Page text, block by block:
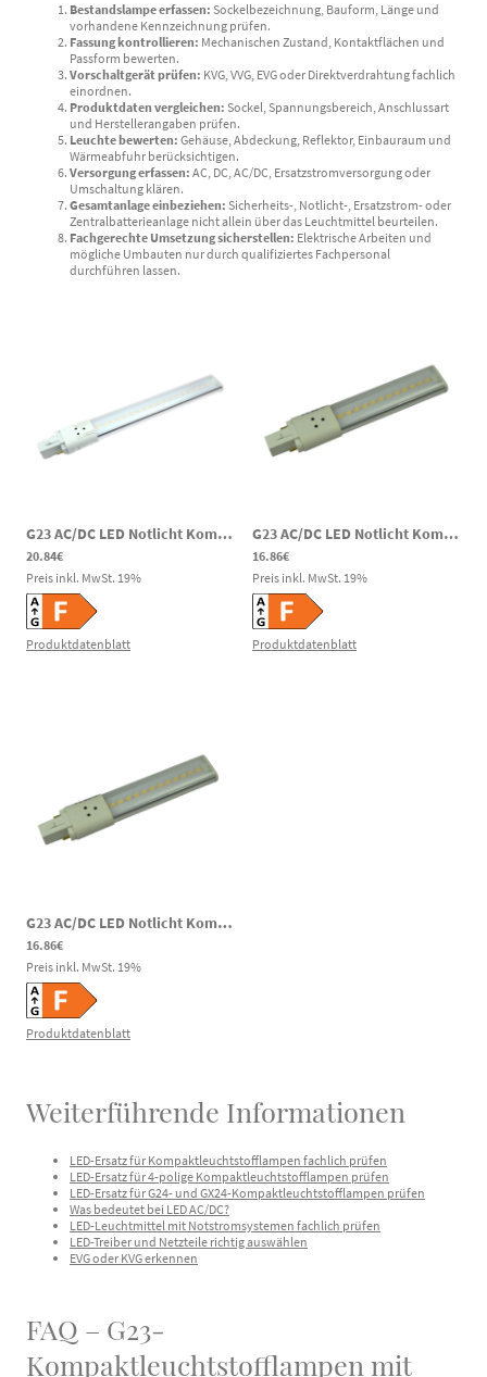
Bestandslampe erfassen: Sockelbezeichnung, Bauform, Länge und
vorhandene Kennzeichnung prüfen.
Fassung kontrollieren: Mechanischen Zustand, Kontaktflächen und
Passform bewerten.
Vorschaltgerät prüfen: KVG, VVG, EVG oder Direktverdrahtung fachlich
einordnen.
Produktdaten vergleichen: Sockel, Spannungsbereich, Anschlussart
und Herstellerangaben prüfen.
Leuchte bewerten: Gehäuse, Abdeckung, Reflektor, Einbauraum und
Wärmeabfuhr berücksichtigen.
Versorgung erfassen: AC, DC, AC/DC, Ersatzstromversorgung oder
Umschaltung klären.
Gesamtanlage einbeziehen: Sicherheits-, Notlicht-, Ersatzstrom- oder
Zentralbatterieanlage nicht allein über das Leuchtmittel beurteilen.
Fachgerechte Umsetzung sicherstellen: Elektrische Arbeiten und
mögliche Umbauten nur durch qualifiziertes Fachpersonal
durchführen lassen.
G23 AC/DC LED Notlicht Kompaktleuchtstofflampe 8W 800lm 4000K 180-269V DC 180-260V AC
20.84€
Preis inkl. MwSt. 19%
Produktdatenblatt
G23 AC/DC LED Notlicht Kompaktleuchtstofflampe 6W 550lm 3000K 180-269V DC 180-260V AC
16.86€
Preis inkl. MwSt. 19%
Produktdatenblatt
G23 AC/DC LED Notlicht Kompaktleuchtstofflampe 6W 600lm 4000K 180-269V DC 180-260V AC
16.86€
Preis inkl. MwSt. 19%
Produktdatenblatt
Weiterführende Informationen
LED-Ersatz für Kompaktleuchtstofflampen fachlich prüfen
LED-Ersatz für 4-polige Kompaktleuchtstofflampen prüfen
LED-Ersatz für G24- und GX24-Kompaktleuchtstofflampen prüfen
Was bedeutet bei LED AC/DC?
LED-Leuchtmittel mit Notstromsystemen fachlich prüfen
LED-Treiber und Netzteile richtig auswählen
EVG oder KVG erkennen
FAQ – G23-
Kompaktleuchtstofflampen mit